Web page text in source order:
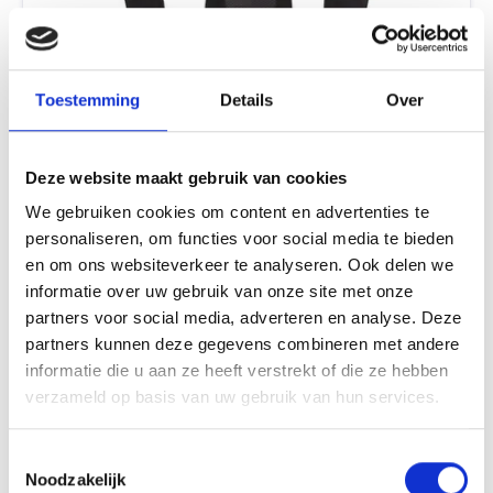
Toestemming Details Over
Deze website maakt gebruik van cookies
We gebruiken cookies om content en advertenties te
personaliseren, om functies voor social media te bieden
en om ons websiteverkeer te analyseren. Ook delen we
informatie over uw gebruik van onze site met onze
partners voor social media, adverteren en analyse. Deze
partners kunnen deze gegevens combineren met andere
informatie die u aan ze heeft verstrekt of die ze hebben
verzameld op basis van uw gebruik van hun services.
Noodzakelijk